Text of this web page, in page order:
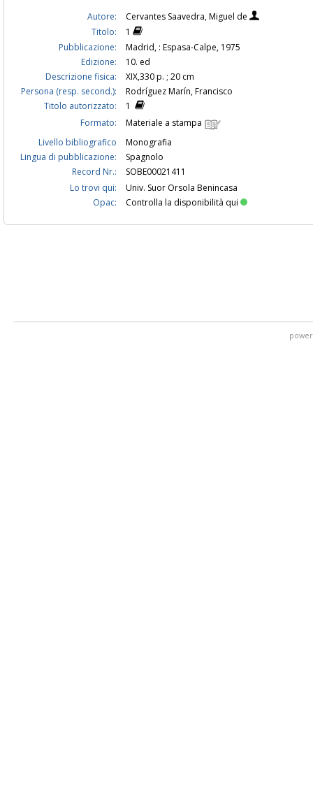
Autore:
Cervantes Saavedra, Miguel de
Titolo:
1
Pubblicazione:
Madrid, : Espasa-Calpe, 1975
Edizione:
10. ed
Descrizione fisica:
XIX,330 p. ; 20 cm
Persona (resp. second.):
Rodríguez Marín, Francisco
Titolo autorizzato:
1
Formato:
Materiale a stampa
Livello bibliografico
Monografia
Lingua di pubblicazione:
Spagnolo
Record Nr.:
SOBE00021411
Lo trovi qui:
Univ. Suor Orsola Benincasa
Opac:
Controlla la disponibilità qui